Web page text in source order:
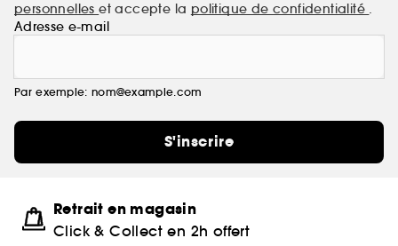
personnelleset accepte la politique de confidentialité .
Adresse e-mail
Par exemple: nom@example.com
S'inscrire
Retrait en magasin
Click & Collect en 2h offert